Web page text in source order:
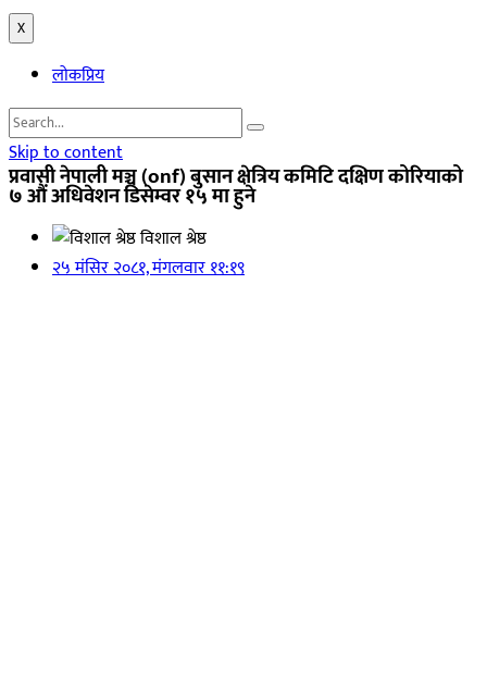
X
लोकप्रिय
Skip to content
प्रवासी नेपाली मञ्च (onf) बुसान क्षेत्रिय कमिटि दक्षिण कोरियाको
७ औं अधिवेशन डिसेम्वर १५ मा हुने
विशाल श्रेष्ठ
२५ मंसिर २०८१, मंगलवार ११:१९